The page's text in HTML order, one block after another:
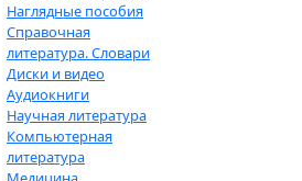
Наглядные пособия
Справочная
литература. Словари
Диски и видео
Аудиокниги
Научная литература
Компьютерная
литература